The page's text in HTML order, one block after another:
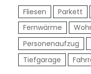
Fliesen Parkett
Fernwärme
Personenaufzug
Tiefgarage